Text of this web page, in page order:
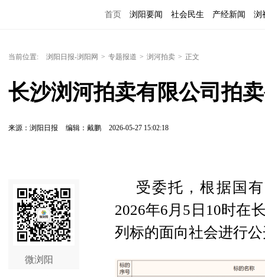
首页 浏阳要闻 社会民生 产经新闻 浏
当前位置: 浏阳日报-浏阳网 > 专题报道 > 浏河拍卖 > 正文
长沙浏河拍卖有限公司拍
来源：浏阳日报 编辑：戴鹏 2026-05-27 15:02:18
微浏阳
受委托，根据国
2026年6月5日10时在
列标的面向社会进行